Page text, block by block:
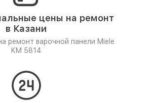
цены на ремонт
в Казани
ремонт варочной панели Miele
KM 5814